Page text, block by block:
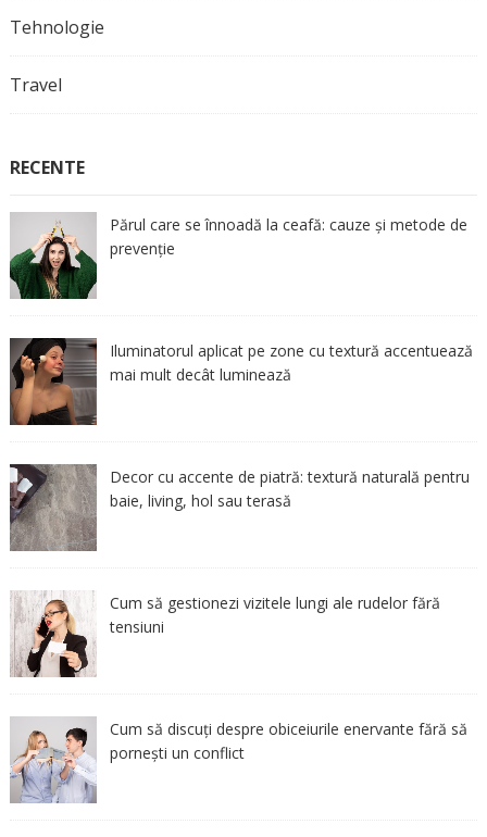
Tehnologie
Travel
RECENTE
Părul care se înnoadă la ceafă: cauze și metode de
prevenție
Iluminatorul aplicat pe zone cu textură accentuează
mai mult decât luminează
Decor cu accente de piatră: textură naturală pentru
baie, living, hol sau terasă
Cum să gestionezi vizitele lungi ale rudelor fără
tensiuni
Cum să discuți despre obiceiurile enervante fără să
pornești un conflict